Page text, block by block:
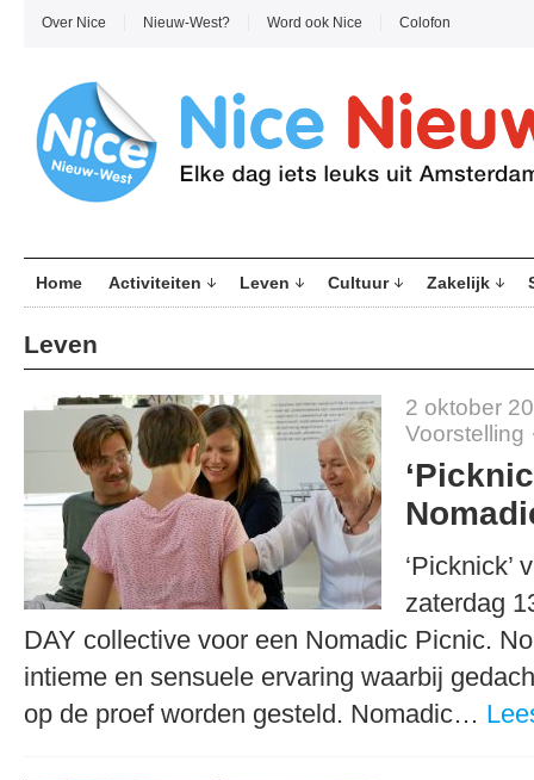
Over Nice Nieuw-West? Word ook Nice Colofon
Home Activiteiten Leven Cultuur Zakelijk
Leven
2 oktober
Voorstelling
‘Picknick’
zaterdag
DAY collective voor een Nomadic Picnic.
intieme en sensuele ervaring waarbij
op de proef worden gesteld. Nomadic…